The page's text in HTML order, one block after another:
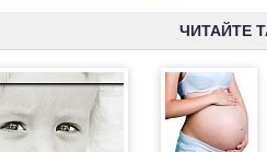
ЧИТАЙТЕ